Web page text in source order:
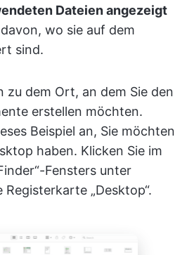
Dateien angezeigt
wo sie auf dem
sind.
zu dem Ort, an dem Sie den
erstellen möchten.
Beispiel an, Sie möchten
haben. Klicken Sie im
Fensters unter
Registerkarte „Desktop“.